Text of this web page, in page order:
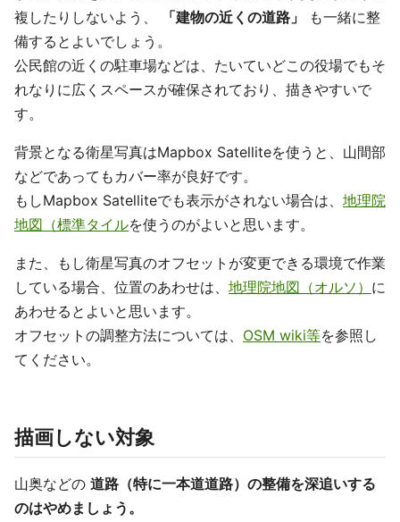
複したりしないよう、
「建物の近くの道路」
も一緒に整
備するとよいでしょう。
公民館の近くの駐車場などは、たいていどこの役場でもそ
れなりに広くスペースが確保されており、描きやすいで
す。
背景となる衛星写真はMapbox Satelliteを使うと、山間部
などであってもカバー率が良好です。
もしMapbox Satelliteでも表示がされない場合は、 地理院
地図（標準タイルを使うのがよいと思います。
また、もし衛星写真のオフセットが変更できる環境で作業
している場合、位置のあわせは、 地理院地図（オルソ） に
あわせるとよいと思います。
オフセットの調整方法については、 OSM wiki等を参照し
てください。
描画しない対象
山奥などの 道路（特に一本道道路）の整備を深追いする
のはやめましょう。